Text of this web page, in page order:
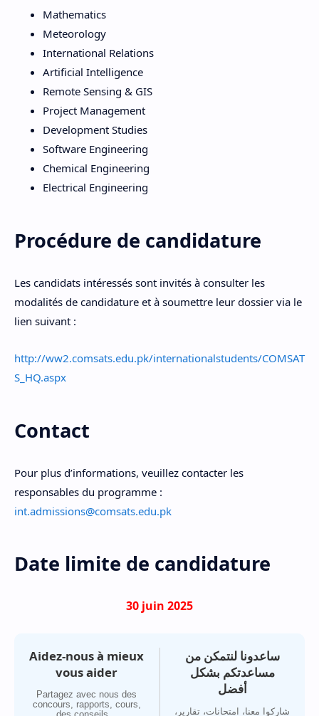
Mathematics
Meteorology
International Relations
Artificial Intelligence
Remote Sensing & GIS
Project Management
Development Studies
Software Engineering
Chemical Engineering
Electrical Engineering
Procédure de candidature
Les candidats intéressés sont invités à consulter les
modalités de candidature et à soumettre leur dossier via le
lien suivant :
http://ww2.comsats.edu.pk/internationalstudents/COMSAT
S_HQ.aspx
Contact
Pour plus d’informations, veuillez contacter les
responsables du programme :
int.admissions@comsats.edu.pk
Date limite de candidature
30 juin 2025
Aidez-nous à mieux
vous aider
Partagez avec nous des
concours, rapports, cours,
ساعدونا لنتمكن من
مساعدتكم بشكل
أفضل
شاركوا معنا، امتحانات، تقارير،